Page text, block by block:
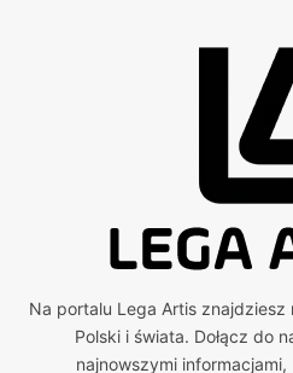
Na portalu Lega Artis
Polski i świata. Dołącz do
najnowszymi